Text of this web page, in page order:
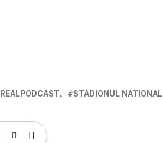
REALPODCAST STADIONUL NATIONAL